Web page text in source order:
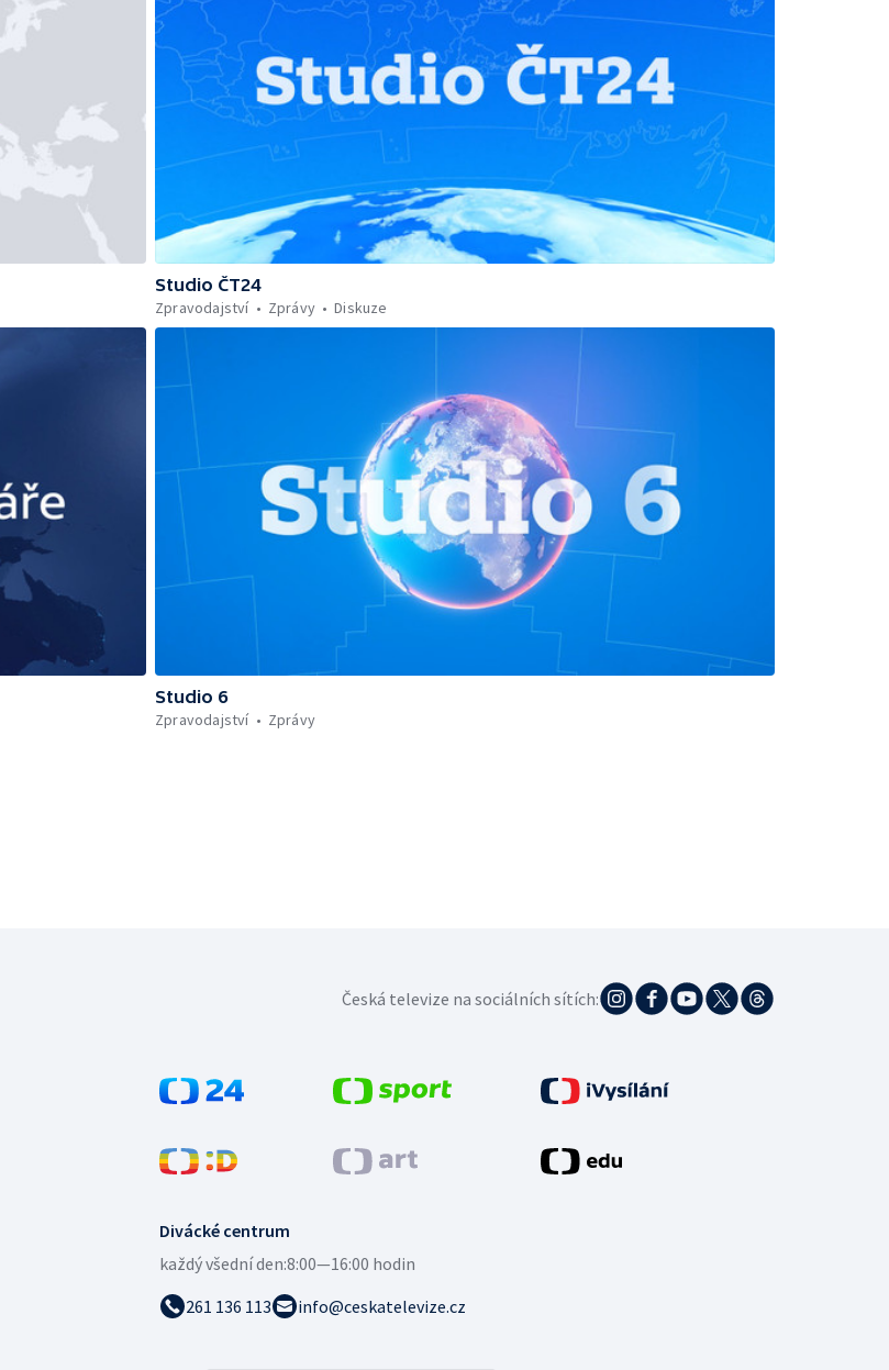
Studio ČT24
Zpravodajství
Zprávy Diskuze
Studio 6
Zpravodajství
Zprávy
Divácké centrum
každý všední den:8:00—16:00 hodin
261 136 113
info@ceskatelevize.cz
Česká televize na sociálních sítích: